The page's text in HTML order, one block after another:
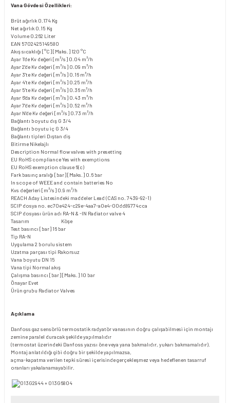
Vana Gövdesi Özellikleri:
Brüt ağırlık 0.174 Kg
Net ağırlık 0.15 Kg
Volume 0.262 Liter
EAN 5702425149580
Akış sıcaklığı [°C] [Maks.] 120 °C
Ayar 1'de Kv değeri [m³/s] 0.04 m³/h
Ayar 2'de Kv değeri [m³/s] 0.09 m³/h
Ayar 3'te Kv değeri [m³/s] 0.16 m³/h
Ayar 4'te Kv değeri [m³/s] 0.25 m³/h
Ayar 5'te Kv değeri [m³/s] 0.36 m³/h
Ayar 6'da Kv değeri [m³/s] 0.43 m³/h
Ayar 7'de Kv değeri [m³/s] 0.52 m³/h
Ayar N'de Kv değeri [m³/s] 0.73 m³/h
Bağlantı boyutu dış G 3/4
Bağlantı boyutu iç G 3/4
Bağlantı tipleri Dıştan diş
Bitirme Nikelajlı
Description Normal flow valves with presetting
EU RoHS complianceYes with exemptions
EU RoHS exemption clause 6(c)
Fark basınç aralığı [bar] [Maks.] 0.6 bar
In scope of WEEE and contain batteries No
Kvs değerleri [m³/s] 0.9 m³/h
REACH Aday Listesindeki maddeler Lead (CAS no. 7439-92-1)
SCIP dosya no. ec70e424-c29e-4aa7-a0e4-00dd89774cca
SCIP dosyası ürün adı RA-N & -IN Radiator valve 4
Tasarım
Köşe
Test basıncı [bar] 16 bar
Tip RA-N
Uygulama 2 borulu sistem
Uzatma parçası tipi Rakorsuz
Vana boyutu DN 15
Vana tipi Normal akış
Çalışma basıncı [bar] [Maks.] 10 bar
Önayar Evet
Ürün grubu Radiator Valves
Açıklama
Danfoss gaz sensörlü termostatik radyatör vanasının doğru çalışabilmesi için montajı
zemine paralel duracak şekilde yapılmalıdır
(termostat üzerindeki Danfoss yazısı öne veya yana bakmalıdır, yukarı bakmamalıdır).
Montaj anlatıldığı gibi doğru bir şekilde yapılmazsa,
açma-kapatma verilen tepki süresi içerisinde gerçekleşmez veya hedeflenen tasarruf
oranları yakalanamayabilir.